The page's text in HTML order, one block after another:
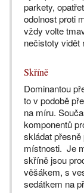
parkety,
odolnost proti
vždy volte
nečistoty vidět
Skříně
Dominantou
to v podobě
na míru.
komponentů
skládat
místnosti. Je
skříně jsou
věšákem, s
sedátkem na